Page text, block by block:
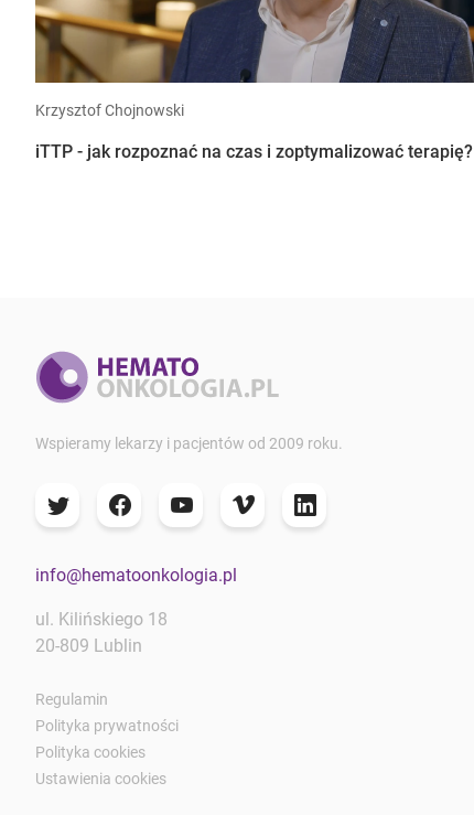
Krzysztof Chojnowski
iTTP - jak rozpoznać na czas i zoptymalizować terapię?
Wspieramy lekarzy i pacjentów od 2009 roku.
info@hematoonkologia.pl
ul. Kilińskiego 18
20-809 Lublin
Regulamin
Polityka prywatności
Polityka cookies
Ustawienia cookies